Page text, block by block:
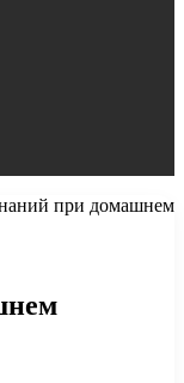
при домашнем